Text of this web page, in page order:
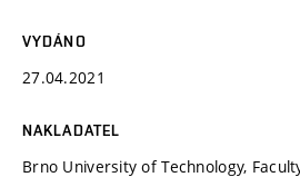
VYDÁNO
27.04.2021
NAKLADATEL
Brno University of Technology,